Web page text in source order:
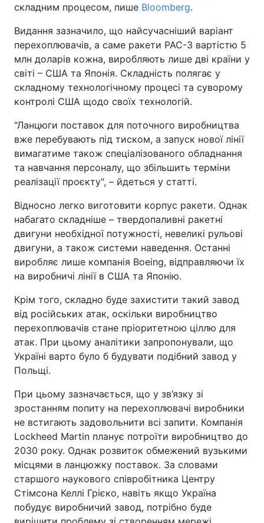
складним процесом, пише Bloomberg.
Видання зазначило, що найсучасніший варіант
перехоплювачів, а саме ракети PAC-3 вартістю 5
млн доларів кожна, виробляють лише дві країни у
світі – США та Японія. Складність полягає у
складному технологічному процесі та суворому
контролі США щодо своїх технологій.
"Ланцюги поставок для поточного виробництва
вже перебувають під тиском, а запуск нової лінії
вимагатиме також спеціалізованого обладнання
та навчання персоналу, що збільшить терміни
реалізації проєкту", – йдеться у статті.
Відносно легко виготовити корпус ракети. Однак
набагато складніше – твердопаливні ракетні
двигуни необхідної потужності, невеликі рульові
двигуни, а також системи наведення. Останні
виробляє лише компанія Boeing, відправляючи їх
на виробничі лінії в США та Японію.
Крім того, складно буде захистити такий завод
від російських атак, оскільки виробництво
перехоплювачів стане пріоритетною ціллю для
атак. При цьому аналітики запропонували, що
Україні варто було б будувати подібний завод у
Польщі.
При цьому зазначається, що у зв’язку зі
зростанням попиту на перехоплювачі виробники
не встигають задовольнити всі запити. Компанія
Lockheed Martin планує потроїти виробництво до
2030 року. Однак розвиток обмежений вузькими
місцями в ланцюжку поставок. За словами
старшого наукового співробітника Центру
Стімсона Келлі Грієко, навіть якщо Україна
побудує виробничий завод, потрібно буде